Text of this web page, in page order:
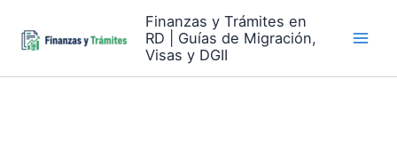
content
Finanzas y Trámites en
RD | Guías de Migración,
Visas y DGII